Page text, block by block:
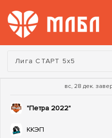
Турнир:
Лига СТАРТ 5х5
вс, 28 дек.
"Петра 2022"
ККЭП